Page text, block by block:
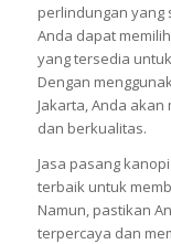
perlindungan yang
Anda dapat
yang tersedia
Dengan
Jakarta, Anda
dan berkualitas.
Jasa pasang
terbaik untuk
Namun, pastikan
terpercaya dan